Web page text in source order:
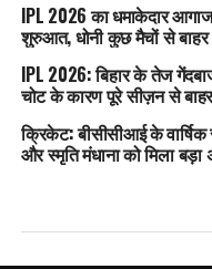
IPL 2026 का धमाकेदार
शुरुआत, धोनी कुछ मैचों से बाहर
IPL 2026: बिहार के तेज
चोट के कारण पूरे सीज़न से बाहर
क्रिकेट: बीसीसीआई के
और स्मृति मंधाना को मिला बड़ा